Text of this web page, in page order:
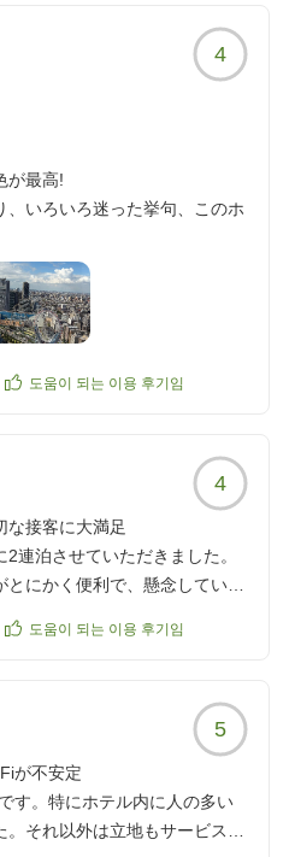
4
が最高!
いろいろ迷った挙句、このホ
かったです。景色も最高で
、東京ドームホテルは、利便
ら
hotel/voice/4805?
도움이 되는 이용 후기임
4
な接客に大満足
連泊させていただきました。
にかく便利で、懸念していた
に部屋へ戻ることができ、余
ちよく接客してくださり、お部
際も、終始にこやかで親切にご
オリティとお部屋のバスルー
れた点です。宿泊料金に見合っ
ていただけると、より満足度
도움이 되는 이용 후기임
5
が不安定
す。特にホテル内に人の多い
それ以外は立地もサービスも